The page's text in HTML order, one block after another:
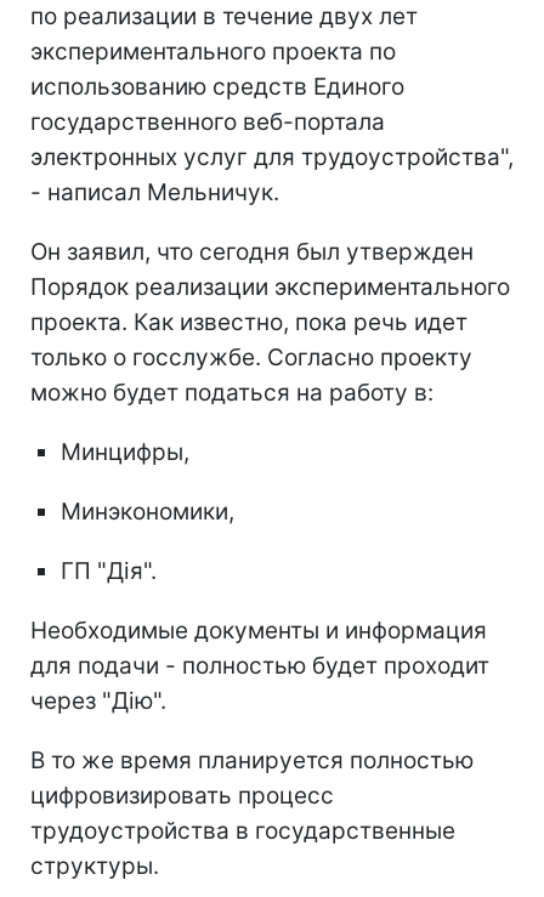
по реализации в течение двух лет
экспериментального проекта по
использованию средств Единого
государственного веб-портала
электронных услуг для трудоустройства",
- написал Мельничук.
Он заявил, что сегодня был утвержден
Порядок реализации экспериментального
проекта. Как известно, пока речь идет
только о госслужбе. Согласно проекту
можно будет податься на работу в:
Минцифры,
Минэкономики,
ГП "Дія".
Необходимые документы и информация
для подачи - полностью будет проходит
через "Дію".
В то же время планируется полностью
цифровизировать процесс
трудоустройства в государственные
структуры.